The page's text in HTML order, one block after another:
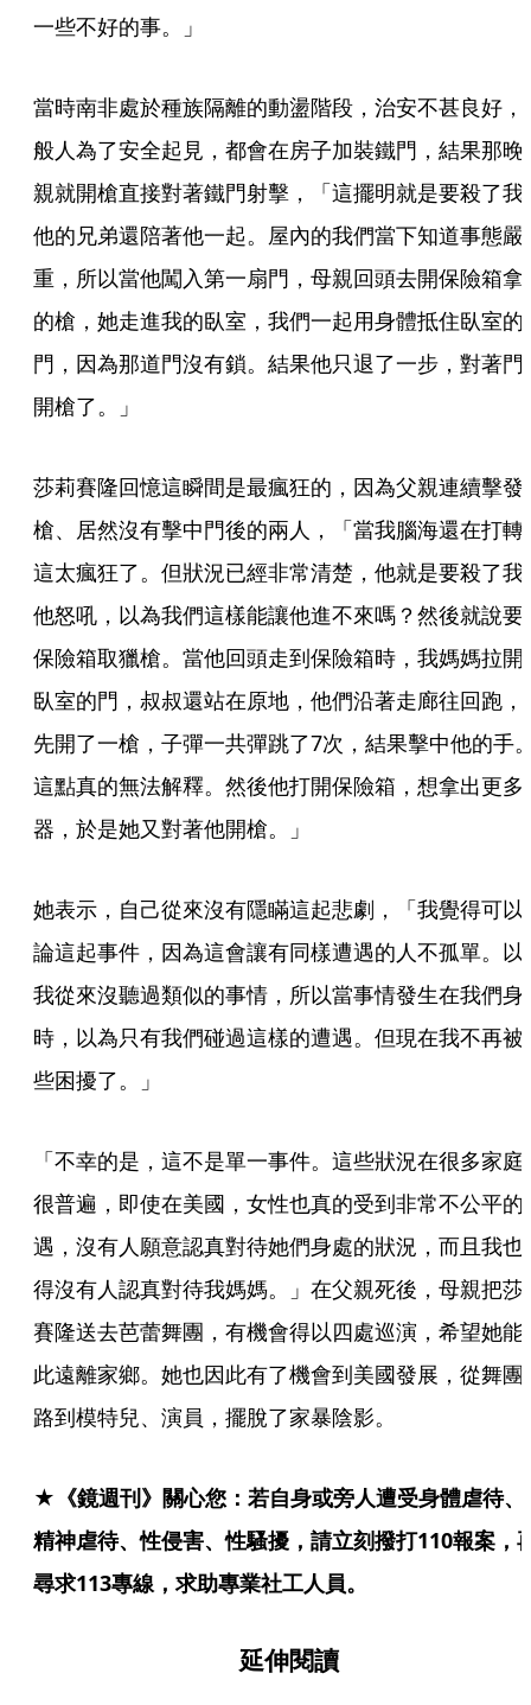
一些不好的事。」
當時南非處於種族隔離的動盪階段，治安不甚良好，
般人為了安全起見，都會在房子加裝鐵門，結果那晚
親就開槍直接對著鐵門射擊，「這擺明就是要殺了我
他的兄弟還陪著他一起。屋內的我們當下知道事態嚴
重，所以當他闖入第一扇門，母親回頭去開保險箱拿
的槍，她走進我的臥室，我們一起用身體抵住臥室的
門，因為那道門沒有鎖。結果他只退了一步，對著門
開槍了。」
莎莉賽隆回憶這瞬間是最瘋狂的，因為父親連續擊發
槍、居然沒有擊中門後的兩人，「當我腦海還在打轉
這太瘋狂了。但狀況已經非常清楚，他就是要殺了我
他怒吼，以為我們這樣能讓他進不來嗎？然後就說要
保險箱取獵槍。當他回頭走到保險箱時，我媽媽拉開
臥室的門，叔叔還站在原地，他們沿著走廊往回跑，
先開了一槍，子彈一共彈跳了7次，結果擊中他的手
這點真的無法解釋。然後他打開保險箱，想拿出更多
器，於是她又對著他開槍。」
她表示，自己從來沒有隱瞞這起悲劇，「我覺得可以
論這起事件，因為這會讓有同樣遭遇的人不孤單。以
我從來沒聽過類似的事情，所以當事情發生在我們身
時，以為只有我們碰過這樣的遭遇。但現在我不再被
些困擾了。」
「不幸的是，這不是單一事件。這些狀況在很多家庭
很普遍，即使在美國，女性也真的受到非常不公平的
遇，沒有人願意認真對待她們身處的狀況，而且我也
得沒有人認真對待我媽媽。」在父親死後，母親把莎
賽隆送去芭蕾舞團，有機會得以四處巡演，希望她能
此遠離家鄉。她也因此有了機會到美國發展，從舞團
路到模特兒、演員，擺脫了家暴陰影。
★《鏡週刊》關心您：若自身或旁人遭受身體虐待、
精神虐待、性侵害、性騷擾，請立刻撥打110報案，
尋求113專線，求助專業社工人員。
延伸閱讀